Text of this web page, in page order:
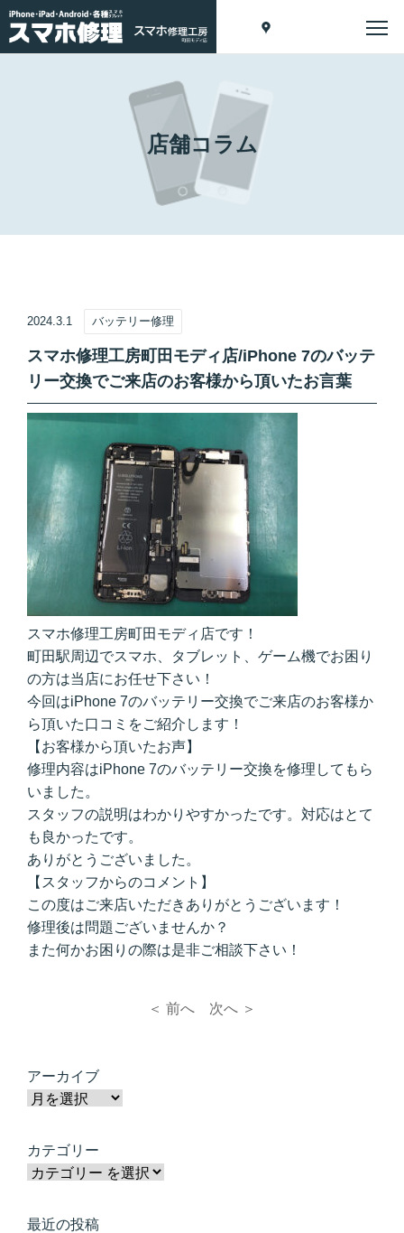
店舗コラム
2024.3.1 バッテリー修理
スマホ修理工房町田モディ店/iPhone 7のバッテ
リー交換でご来店のお客様から頂いたお言葉
スマホ修理工房町田モディ店です！
町田駅周辺でスマホ、タブレット、ゲーム機でお困り
の方は当店にお任せ下さい！
今回はiPhone 7のバッテリー交換でご来店のお客様か
ら頂いた口コミをご紹介します！
【お客様から頂いたお声】
修理内容はiPhone 7のバッテリー交換を修理してもら
いました。
スタッフの説明はわかりやすかったです。対応はとて
も良かったです。
ありがとうございました。
【スタッフからのコメント】
この度はご来店いただきありがとうございます！
修理後は問題ございませんか？
また何かお困りの際は是非ご相談下さい！
＜ 前へ 次へ ＞
アーカイブ
カテゴリー
最近の投稿